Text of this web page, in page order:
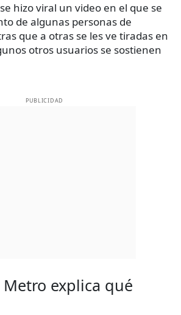
hizo viral un video en el que se
de algunas personas de
que a otras se les ve tiradas en
otros usuarios se sostienen
PUBLICIDAD
explica qué